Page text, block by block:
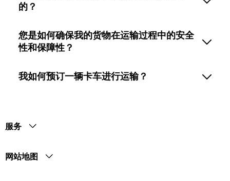
的？
您是如何确保我的货物在运输过程中的安全
性和保障性？
我如何预订一辆卡车进行运输？
服务
网站地图